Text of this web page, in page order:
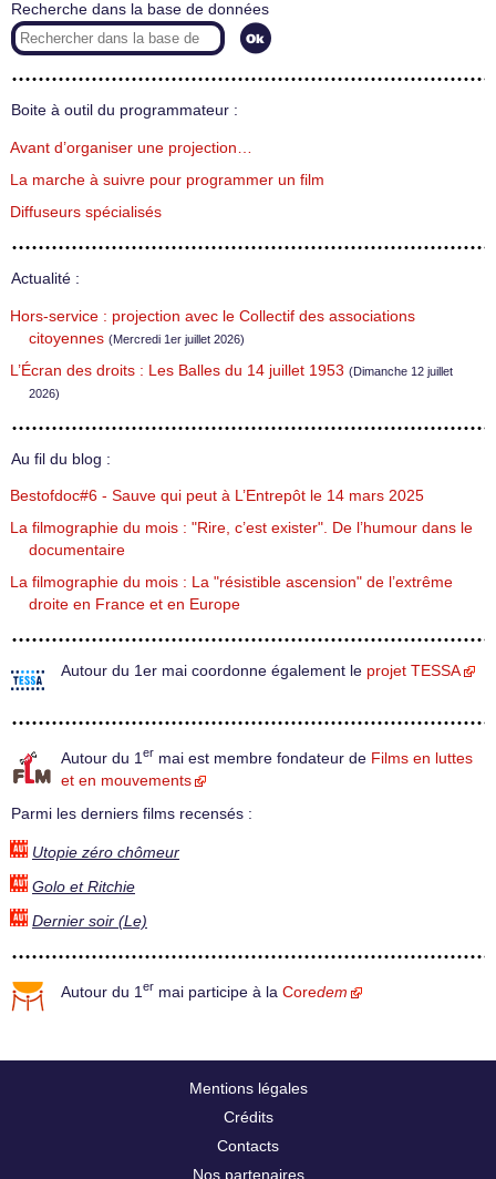
Recherche dans la base de données
Boite à outil du programmateur :
Avant d’organiser une projection…
La marche à suivre pour programmer un film
Diffuseurs spécialisés
Actualité :
Hors-service : projection avec le Collectif des associations
citoyennes (Mercredi 1er juillet 2026)
L’Écran des droits : Les Balles du 14 juillet 1953 (Dimanche 12 juillet
2026)
Au fil du blog :
Bestofdoc#6 - Sauve qui peut à L’Entrepôt le 14 mars 2025
La filmographie du mois : "Rire, c’est exister". De l’humour dans le
documentaire
La filmographie du mois : La "résistible ascension" de l’extrême
droite en France et en Europe
Autour du 1er mai coordonne également le projet TESSA
Autour du 1 er mai est membre fondateur de Films en luttes
et en mouvements
Parmi les derniers films recensés :
Utopie zéro chômeur
Golo et Ritchie
Dernier soir (Le)
Autour du 1 er mai participe à la Coredem
Mentions légales
Crédits
Contacts
Nos partenaires